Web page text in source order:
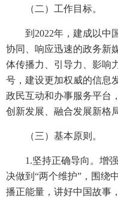
（二）工作目标。
到2022年，建成以中
协同、响应迅速的政务新
体传播力、引导力、影响
号，建设更加权威的信息
政民互动和办事服务平台
创新发展、融合发展新格局
（三）基本原则。
1.坚持正确导向。增
决做到“两个维护”，围绕
播正能量，讲好中国故事